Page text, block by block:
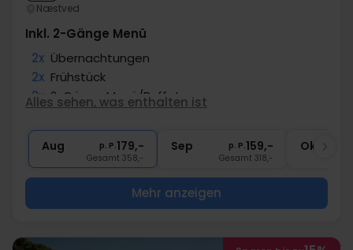
Næstved
Inkl. 2-Gänge Menü
2x Übernachtungen
2x Frühstück
2x 2-Gänge Menü/Buffet
∞ Gratis Internet
Alles sehen, was enthalten ist
Aug p. P.179,-
Gesamt 358,-
Sep p. P.159,-
Gesamt 318,-
Okt
Mehr anzeigen